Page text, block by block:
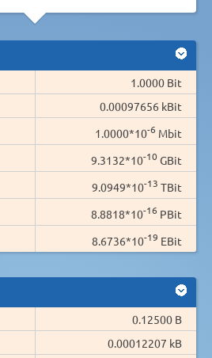
1.0000 Bit
0.00097656 kBit
1.0000*10-6 Mbit
9.3132*10-10 GBit
9.0949*10-13 TBit
8.8818*10-16 PBit
8.6736*10-19 EBit
0.12500 B
0.00012207 kB